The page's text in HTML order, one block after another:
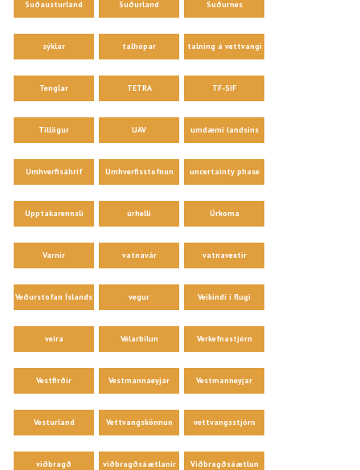
Suðausturland Suðurland Suðurnes
sýklar talhópar talning á vettvangi
Tenglar TETRA TF-SIF
Tillögur UAV umdæmi landsins
Umhverfisáhrif Umhverfisstofnun uncertainty phase
Upptakarennsli úrhelli Úrkoma
Varnir vatnavár vatnavextir
Veðurstofan Íslands vegur Veikindi í flugi
veira Vélarbilun Verkefnastjórn
Vestfirðir Vestmannaeyjar Vestmanneyjar
Vesturland Vettvangskönnun vettvangsstjórn
viðbragð viðbragðsáætlanir Viðbragðsáætlun